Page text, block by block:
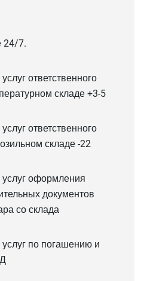
24/7.
ответственного
складе +3-5
ответственного
складе -22
оформления
документов
со склада
по погашению и